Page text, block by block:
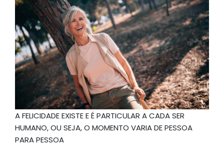
A FELICIDADE EXISTE E É PARTICULAR A CADA SER
HUMANO, OU SEJA, O MOMENTO VARIA DE PESSOA
PARA PESSOA